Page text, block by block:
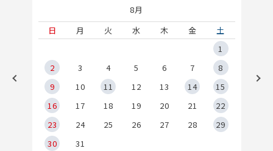
8月
日
月 火 水 木 金
土
1
2
3 4 5 6 7
8
9
10 11 12 13 14
15
16
17 18 19 20 21
22
23
24 25 26 27 28
29
30
31